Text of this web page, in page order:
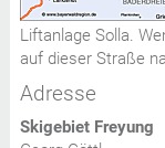
Liftanlage Solla.
auf dieser Straße
Adresse
Skigebiet Freyung